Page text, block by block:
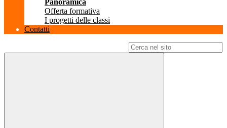
Panoramica
Offerta formativa
I progetti delle classi
Contatti